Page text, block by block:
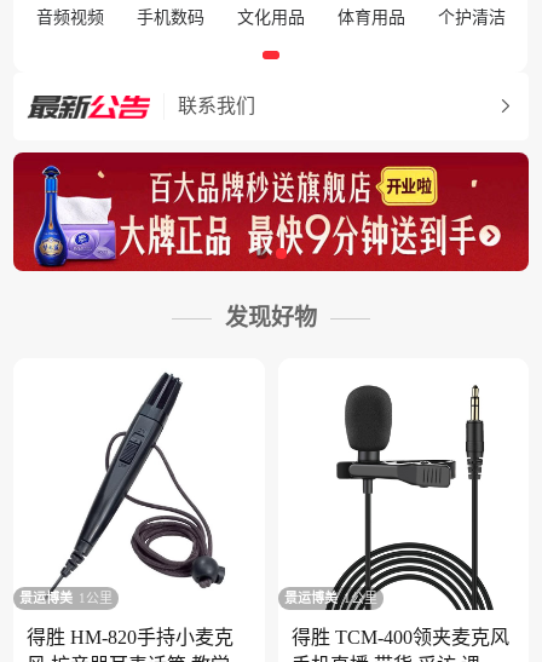
音频视频 手机数码 文化用品 体育用品 个护清洁
联系我们
发现好物
景运博美 1公里
得胜 HM-820手持小麦克
景运博美 1公里
得胜 TCM-400领夹麦克风